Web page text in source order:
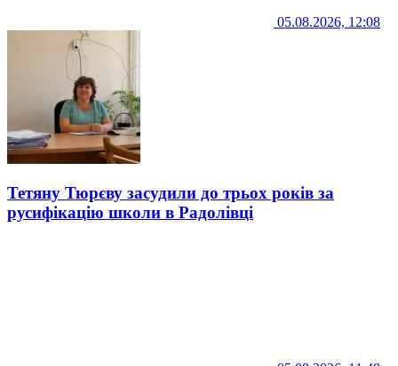
05.08.2026, 12:08
Тетяну Тюрєву засудили до трьох років за
русифікацію школи в Радолівці